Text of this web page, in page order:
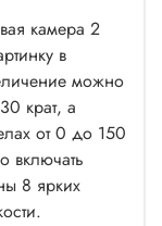
камера 2
в
можно
крат, а
от 0 до 150
включать
8 ярких